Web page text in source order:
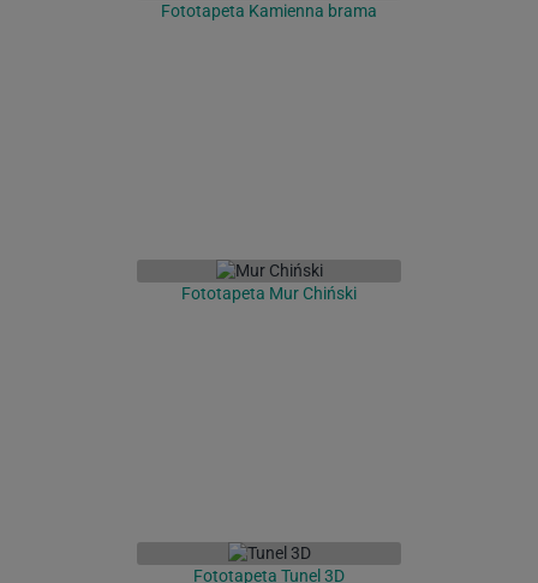
Fototapeta Kamienna brama
Fototapeta Mur Chiński
Fototapeta Tunel 3D